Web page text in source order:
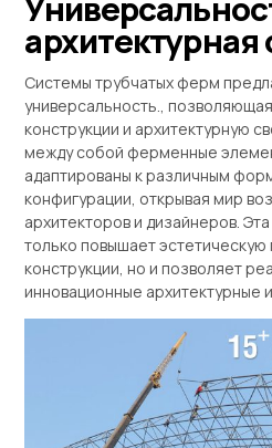
архитектурная
Системы трубчатых ферм
универсальность.,
конструкции и архитектурную
между собой ферменные
адаптированы к различным
конфигурации, открывая мир
архитекторов и дизайнеров.
только повышает эстетическую
конструкции, но и позволяет
инновационные архитектурные